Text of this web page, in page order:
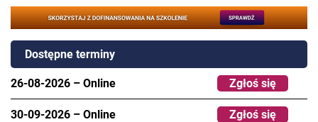
Dostępne terminy
26-08-2026 – Online Zgłoś się
30-09-2026 – Online Zgłoś się